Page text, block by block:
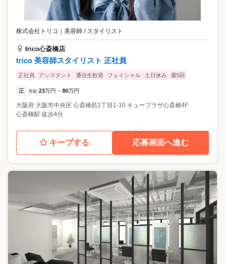
株式会社トリコ 美容師 / スタイリスト
trico心斎橋店
trico 美容師スタイリスト 正社員
正社員 アシスタント 通信生歓迎 フェイシャル 土日休み 週5回
正 月給 23万円 ~ 80万円
大阪府 大阪市中央区 心斎橋筋1丁目1-10 キュープラザ心斎橋4F
心斎橋駅 徒歩4分
キープする 応募画面へ進む